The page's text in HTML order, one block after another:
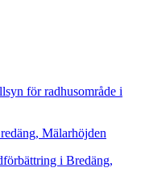
för radhusområde i
Mälarhöjden
i Bredäng,